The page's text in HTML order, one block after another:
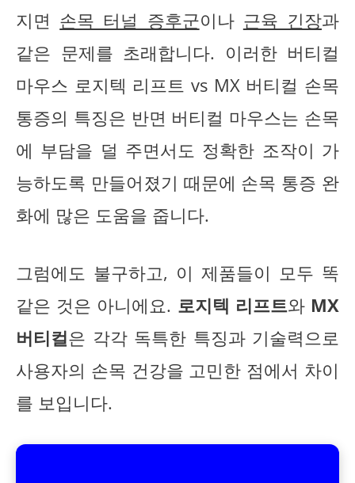
지면 손목 터널 증후군이나 근육 긴장과
같은 문제를 초래합니다. 이러한 버티컬
마우스 로지텍 리프트 vs MX 버티컬 손목
통증의 특징은 반면 버티컬 마우스는 손목
에 부담을 덜 주면서도 정확한 조작이 가
능하도록 만들어졌기 때문에 손목 통증 완
화에 많은 도움을 줍니다.
그럼에도 불구하고, 이 제품들이 모두 똑
같은 것은 아니에요. 로지텍 리프트와 MX
버티컬은 각각 독특한 특징과 기술력으로
사용자의 손목 건강을 고민한 점에서 차이
를 보입니다.